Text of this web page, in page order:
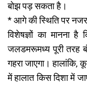
बोझ पड़ सकता है।
* आगे की स्थिति पर
विशेषज्ञों का मानना है
जलडमरूमध्य पूरी तरह
गहरा जाएगा। हालांकि,
में हालात किस दिशा में